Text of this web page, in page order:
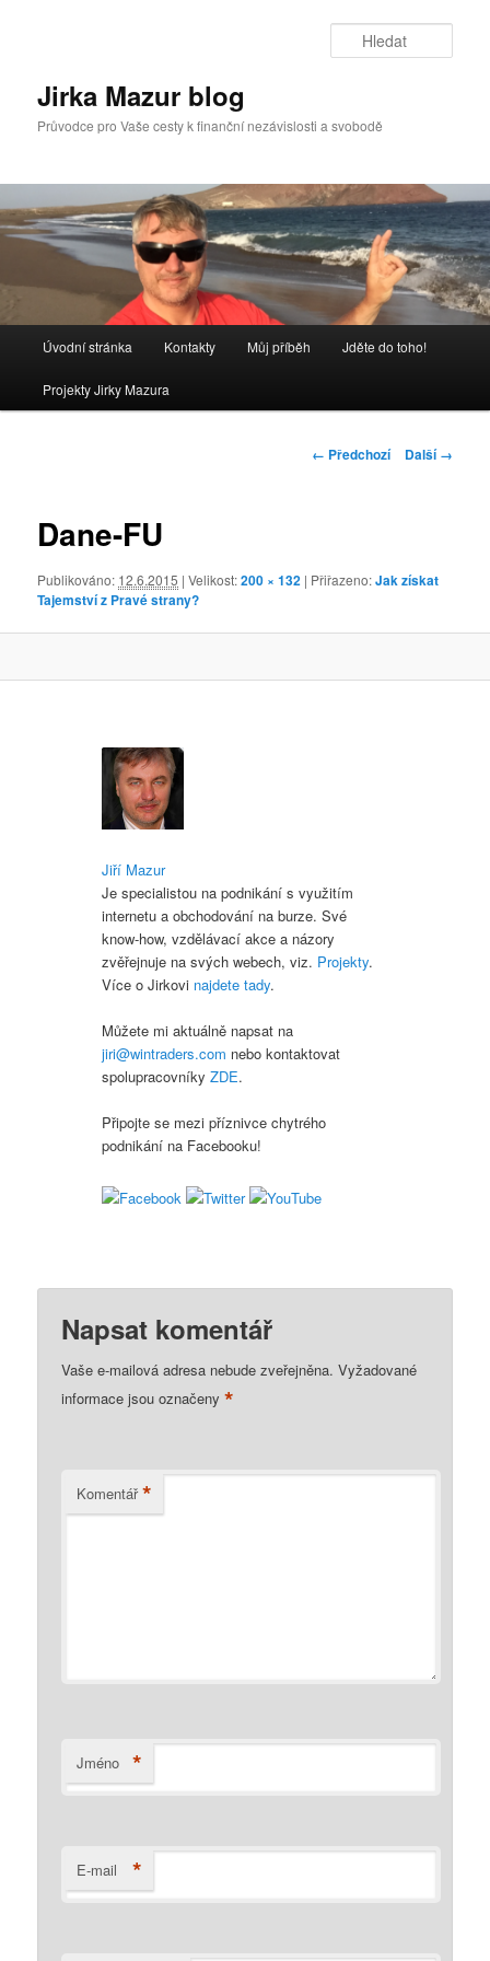
Jirka Mazur blog
Průvodce pro Vaše cesty k finanční nezávislosti a svobodě
navigační
Úvodní stránka Kontakty Můj příběh Jděte do toho!
Projekty Jirky Mazura
Navigace
← Předchozí Další →
Dane-FU
Publikováno: 12.6.2015 | Velikost:200 × 132 | Přiřazeno:Jak získat
Tajemství z Pravé strany?
Jiří Mazur
Je specialistou na podnikání s využitím
internetu a obchodování na burze. Své
know-how, vzdělávací akce a názory
zvěřejnuje na svých webech, viz. Projekty.
Více o Jirkovi najdete tady.
Můžete mi aktuálně napsat na
jiri@wintraders.com nebo kontaktovat
spolupracovníkyZDE.
Připojte se mezi příznivce chytrého
podnikání na Facebooku!
Napsat komentář
Vaše e-mailová adresa nebude zveřejněna. Vyžadované
informace jsou označeny*
Komentář *
Jméno *
E-mail *